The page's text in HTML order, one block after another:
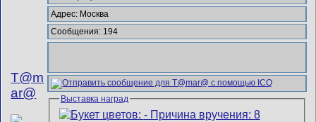
T@m
ar@
Адрес: Москва
Сообщения: 194
Выставка наград